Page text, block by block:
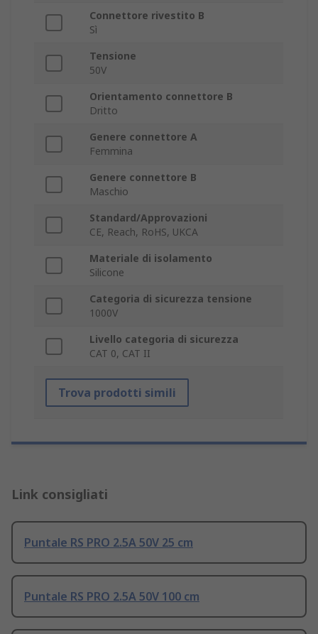
Connettore rivestito B
Sì
Tensione
50V
Orientamento connettore B
Dritto
Genere connettore A
Femmina
Genere connettore B
Maschio
Standard/Approvazioni
CE, Reach, RoHS, UKCA
Materiale di isolamento
Silicone
Categoria di sicurezza tensione
1000V
Livello categoria di sicurezza
CAT 0, CAT II
Trova prodotti simili
Link consigliati
Puntale RS PRO 2.5A 50V 25 cm
Puntale RS PRO 2.5A 50V 100 cm